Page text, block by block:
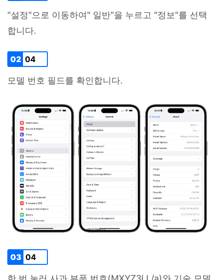
"설정"으로 이동하여" 일반"을 누르고 "정보"를 선택
합니다.
02 04
모델 번호 필드를 확인합니다.
03 04